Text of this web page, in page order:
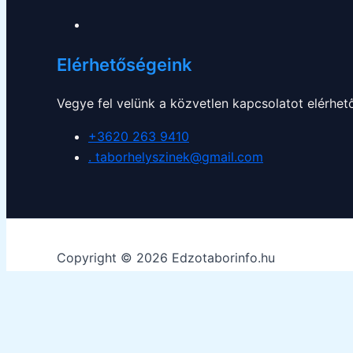
Elérhetőségeink
Vegye fel velünk a közvetlen kapcsolatot
+3620 263 9410
. taborhelyszinek@gmail.com
Copyright © 2026 Edzotaborinfo.hu